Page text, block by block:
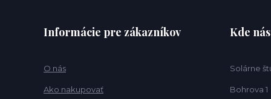
Informácie pre zákazníkov
O nás
Ako nakupovať
Kde
Solárne
Bohrova 1